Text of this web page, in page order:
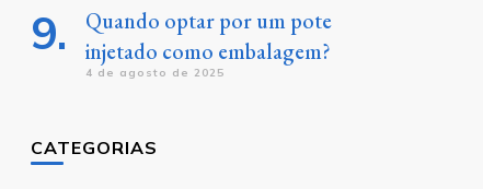
Quando optar por um pote
injetado como embalagem?
4 de agosto de 2025
CATEGORIAS